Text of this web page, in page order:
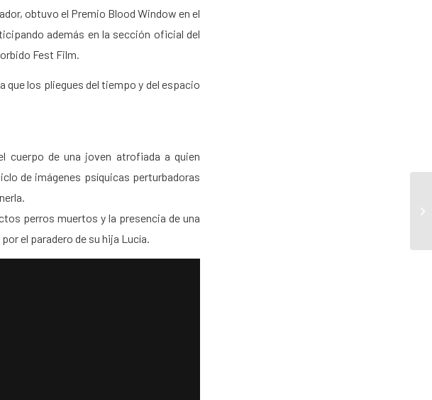
obtuvo el Premio Blood Window en el
además en la sección oficial del
Fest Film.
que los pliegues del tiempo y del espacio
cuerpo de una joven atrofiada a quien
de imágenes psíquicas perturbadoras
perros muertos y la presencia de una
el paradero de su hija Lucía.